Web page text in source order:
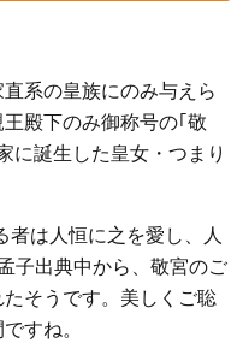
系の皇族にのみ与えら
殿下のみ御称号の｢敬
に誕生した皇女・つまり
者は人恒に之を愛し、人
子出典中から、敬宮のご
そうです。美しくご聡
すね。